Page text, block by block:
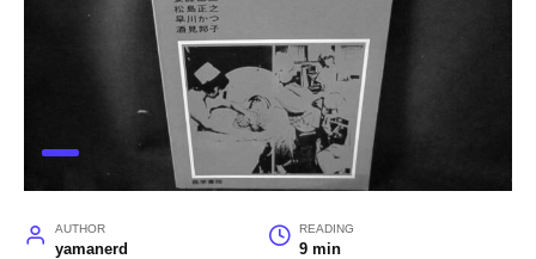
AUTHOR
yamanerd
READING
9 min